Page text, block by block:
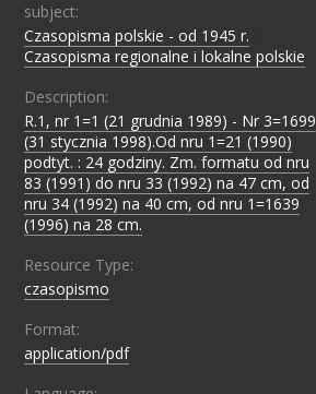
subject:
Czasopisma polskie - od 1945 r.
Czasopisma regionalne i lokalne polskie
Description:
R.1, nr 1=1 (21 grudnia 1989) - Nr 3=1699
(31 stycznia 1998).Od nru 1=21 (1990)
podtyt. : 24 godziny. Zm. formatu od nru
83 (1991) do nru 33 (1992) na 47 cm, od
nru 34 (1992) na 40 cm, od nru 1=1639
(1996) na 28 cm.
Resource Type:
czasopismo
Format:
application/pdf